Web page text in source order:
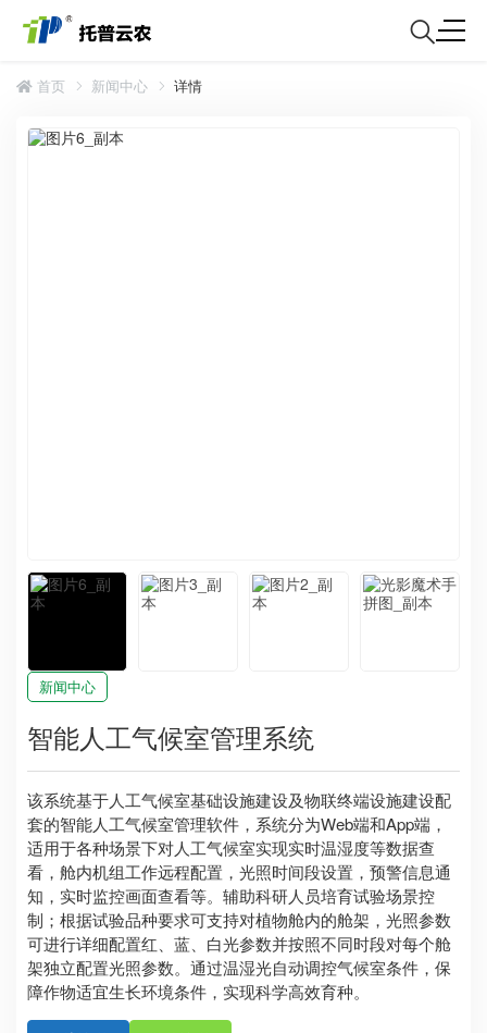
首页 新闻中心 详情
新闻中心
智能人工气候室管理系统
该系统基于人工气候室基础设施建设及物联终端设施建设配
套的智能人工气候室管理软件，系统分为Web端和App端，
适用于各种场景下对人工气候室实现实时温湿度等数据查
看，舱内机组工作远程配置，光照时间段设置，预警信息通
知，实时监控画面查看等。辅助科研人员培育试验场景控
制；根据试验品种要求可支持对植物舱内的舱架，光照参数
可进行详细配置红、蓝、白光参数并按照不同时段对每个舱
架独立配置光照参数。通过温湿光自动调控气候室条件，保
障作物适宜生长环境条件，实现科学高效育种。